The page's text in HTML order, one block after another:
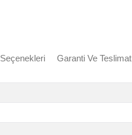
Garanti Ve Teslimat